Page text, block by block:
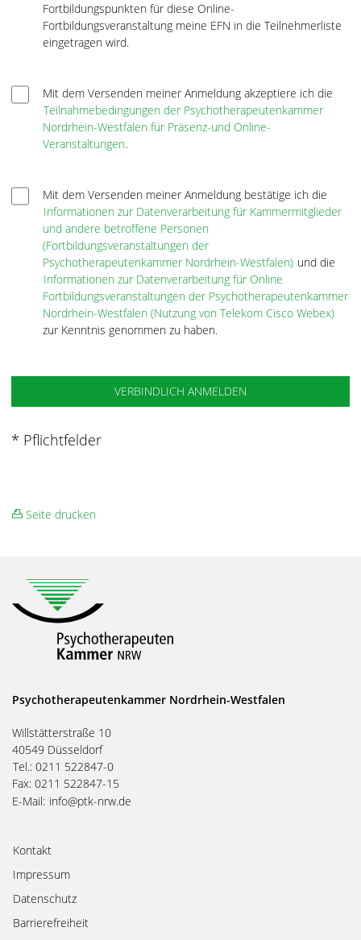
Fortbildungspunkten für diese Online-
Fortbildungsveranstaltung meine EFN in die Teilnehmerliste
eingetragen wird.
Mit dem Versenden meiner Anmeldung akzeptiere ich die
Teilnahmebedingungen der Psychotherapeutenkammer
Nordrhein-Westfalen für Präsenz-und Online-
Veranstaltungen.
Mit dem Versenden meiner Anmeldung bestätige ich die
Informationen zur Datenverarbeitung für Kammermitglieder
und andere betroffene Personen
(Fortbildungsveranstaltungen der
Psychotherapeutenkammer Nordrhein-Westfalen) und die
Informationen zur Datenverarbeitung für Online
Fortbildungsveranstaltungen der Psychotherapeutenkammer
Nordrhein-Westfalen (Nutzung von Telekom Cisco Webex)
zur Kenntnis genommen zu haben.
* Pflichtfelder
Seite drucken
Psychotherapeutenkammer Nordrhein-Westfalen
Willstätterstraße 10
40549 Düsseldorf
Tel.: 0211 522847-0
Fax: 0211 522847-15
E-Mail: info@ptk-nrw.de
Kontakt
Impressum
Datenschutz
Barrierefreiheit